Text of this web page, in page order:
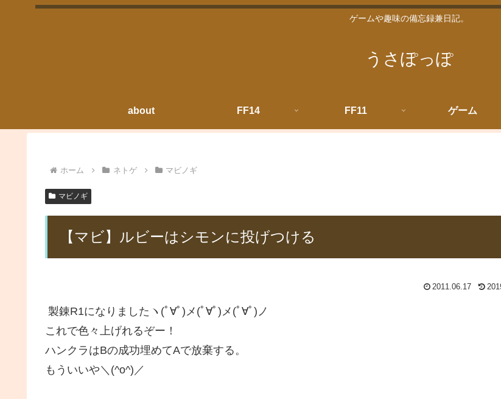
ゲームや趣味の備忘録兼日記。
うさぽっぽ
about FF14 FF11 ゲーム
ホーム ネトゲ マビノギ
マビノギ
【マビ】ルビーはシモンに投げつける
2011.06.17
製錬R1になりましたヽ(ﾟ∀ﾟ)メ(ﾟ∀ﾟ)メ(ﾟ∀ﾟ)ノ
これで色々上げれるぞー！
ハンクラはBの成功埋めてAで放棄する。
もういいや＼(^o^)／